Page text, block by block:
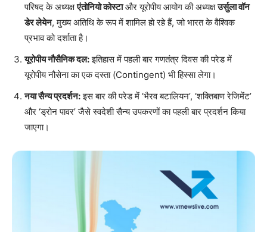
परिषद के अध्यक्षएंतोनियो कोस्टाऔर यूरोपीय आयोग की अध्यक्षउर्सुला वॉन
डेर लेयेन, मुख्य अतिथि के रूप में शामिल हो रहे हैं, जो भारत के वैश्विक
प्रभाव को दर्शाता है।
यूरोपीय नौसैनिक दल:इतिहास में पहली बार गणतंत्र दिवस की परेड में
यूरोपीय नौसेना का एक दस्ता (Contingent) भी हिस्सा लेगा।
नया सैन्य प्रदर्शन:इस बार की परेड में ‘भैरव बटालियन’, ‘शक्तिबाण रेजिमेंट’
और ‘ड्रोन पावर’ जैसे स्वदेशी सैन्य उपकरणों का पहली बार प्रदर्शन किया
जाएगा।